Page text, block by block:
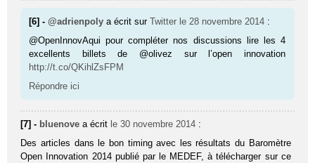
[6] -@adrienpoly a écrit surTwitter le 28 novembre 2014 :
@OpenInnovAqui pour compléter nos discussions lire les 4
excellents billets de @olivez sur l’open innovation
http://t.co/QKihlZsFPM
Répondre ici
[7] - bluenove a écrit le 30 novembre 2014 :
Des articles dans le bon timing avec les résultats du Baromètre
Open Innovation 2014 publié par le MEDEF, à télécharger sur ce